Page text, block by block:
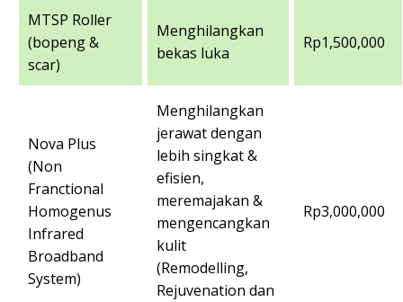
MTSP Roller
(bopeng &
scar)
Menghilangkan
bekas luka
Rp1,500,000
Nova Plus
(Non
Franctional
Homogenus
Infrared
Broadband
System)
Menghilangkan
jerawat dengan
lebih singkat &
efisien,
meremajakan &
mengencangkan
kulit
(Remodelling,
Rejuvenation dan
Rp3,000,000